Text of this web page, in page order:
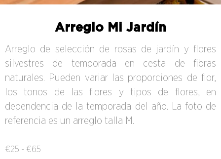
Arreglo Mi Jardín
Arreglo de selección de rosas de jardín y flores
silvestres de temporada en cesta de fibras
naturales. Pueden variar las proporciones de flor,
los tonos de las flores y tipos de flores, en
dependencia de la temporada del año. La foto de
referencia es un arreglo talla M.
€25 - €65